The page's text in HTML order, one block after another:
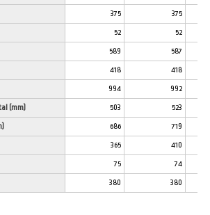
375 375
52 52
589 587
418 418
994 992
(mm) 503 523
686 719
365 410
75 74
380 380